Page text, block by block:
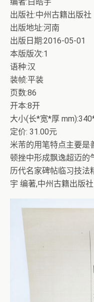
出版社:中州古籍出版社
出版地址:河南
出版日期:2016-05-01
本版版次:1
语种:汉
装帧:平装
页数:86
开本:8开
大小(长*宽*厚
定价: 31.00元
米芾的用笔特点主要是
顿挫中形成飘逸超迈的
历代名家碑帖临习技法
宇 编著,中州古籍出版